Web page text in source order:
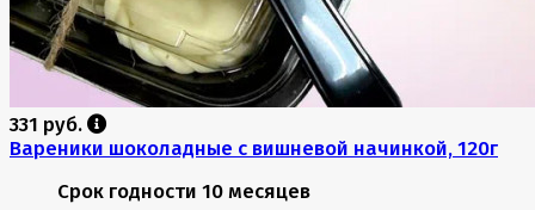
331 руб.
Вареники шоколадные с вишневой начинкой, 120г
Срок годности 10 месяцев